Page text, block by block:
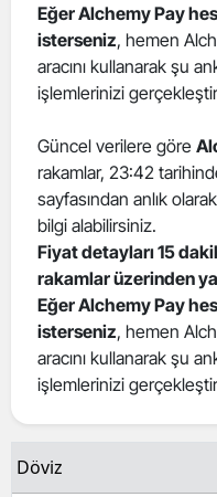
Eğer Alchemy Pay
isterseniz, hemen
aracını kullanarak şu
işlemlerinizi
Güncel verilere göre
rakamlar, 23:42
sayfasından anlık
bilgi alabilirsiniz.
Fiyat detayları 15
rakamlar üzerinden
Eğer Alchemy Pay
isterseniz, hemen
aracını kullanarak şu
işlemlerinizi
Döviz